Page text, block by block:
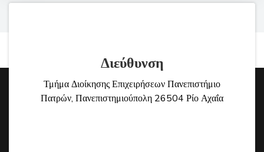
Διεύθυνση
Τμήμα Διοίκησης Επιχειρήσεων Πανεπιστήμιο
Πατρών, Πανεπιστημιούπολη 26504 Ρίο Αχαΐα